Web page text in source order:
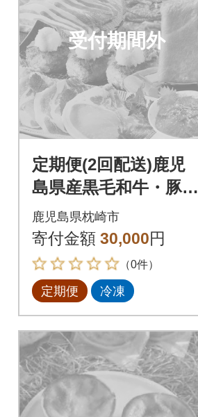
受付期間外
定期便(2回配送)鹿児
島県産黒毛和牛・豚
肉・まぐろ 10月20
日受付終了 DD-6003
鹿児島県枕崎市
寄付金額 30,000円
（0件）
定期便 冷凍